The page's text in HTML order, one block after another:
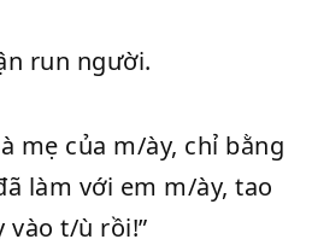
run người.
mẹ của m/ày, chỉ bằng
làm với em m/ày, tao
vào t/ù rồi!”